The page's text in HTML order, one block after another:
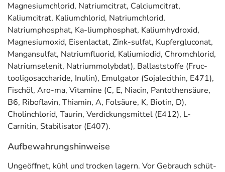
Nestle Health Science (Deutschland) GmbH
Baseler Straße 46
60329 Frankfurt
Informationen zu diesem Lebensmittel (wie z. B. Zutaten,
Allergene) sind bei den Lebensmittelangaben als pdf
hinterlegt. (oben)
Magnesiumchlorid, Natriumcitrat, Calciumcitrat,
Kaliumcitrat, Kaliumchlorid, Natriumchlorid,
Natriumphosphat, Ka-liumphosphat, Kaliumhydroxid,
Magnesiumoxid, Eisenlactat, Zink-sulfat, Kupfergluconat,
Mangansulfat, Natriumfluorid, Kaliumiodid, Chromchlorid,
Natriumselenit, Natriummolybdat), Ballaststoffe (Fruc-
tooligosaccharide, Inulin), Emulgator (Sojalecithin, E471),
Fischöl, Aro-ma, Vitamine (C, E, Niacin, Pantothensäure,
B6, Riboflavin, Thiamin, A, Folsäure, K, Biotin, D),
Cholinchlorid, Taurin, Verdickungsmittel (E412), L-
Carnitin, Stabilisator (E407).
Aufbewahrungshinweise
Ungeöffnet, kühl und trocken lagern. Vor Gebrauch schüt-